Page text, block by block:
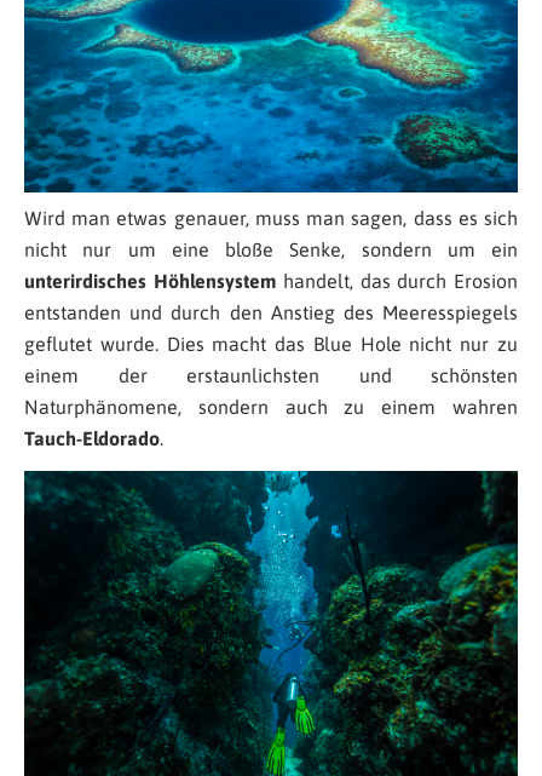
Wird man etwas genauer, muss man sagen, dass es sich
nicht nur um eine bloße Senke, sondern um ein
unterirdisches Höhlensystem handelt, das durch Erosion
entstanden und durch den Anstieg des Meeresspiegels
geflutet wurde. Dies macht das Blue Hole nicht nur zu
einem der erstaunlichsten und schönsten
Naturphänomene, sondern auch zu einem wahren
Tauch-Eldorado